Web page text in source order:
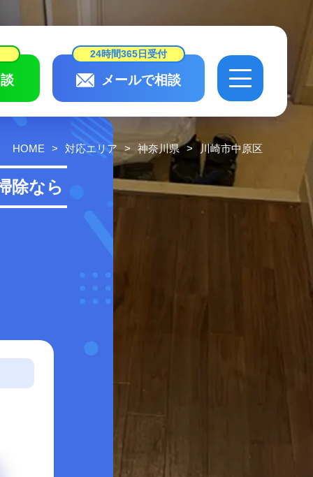
24時間365日受付
メールで相談
24時間365日受付
メールで相談
スタッフ紹介
作業実績・ お客様の声
HOME 対応エリア 神奈川県 川崎市中原区
除なら